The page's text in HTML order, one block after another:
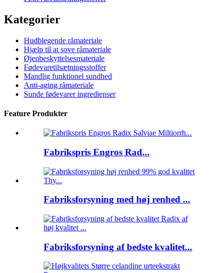
Kategorier
Hudblegende råmateriale
Hjælp til at sove råmateriale
Øjenbeskyttelsesmateriale
Fødevaretilsætningsstoffer
Mandlig funktionel sundhed
Anti-aging råmateriale
Sunde fødevarer ingredienser
Feature Produkter
Fabrikspris Engros Rad...
Fabriksforsyning med høj renhed ...
Fabriksforsyning af bedste kvalitet...